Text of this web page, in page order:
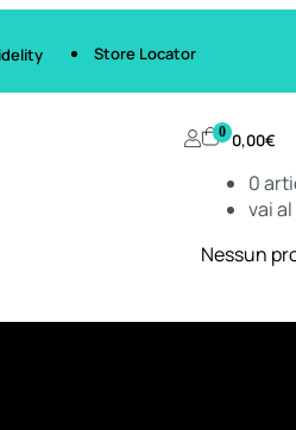
Store Locator
0 0,00€
0
vai
Nessun